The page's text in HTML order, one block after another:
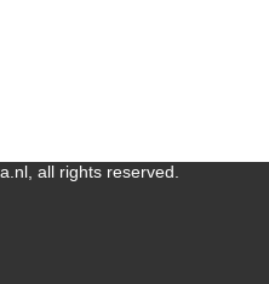
all rights reserved.